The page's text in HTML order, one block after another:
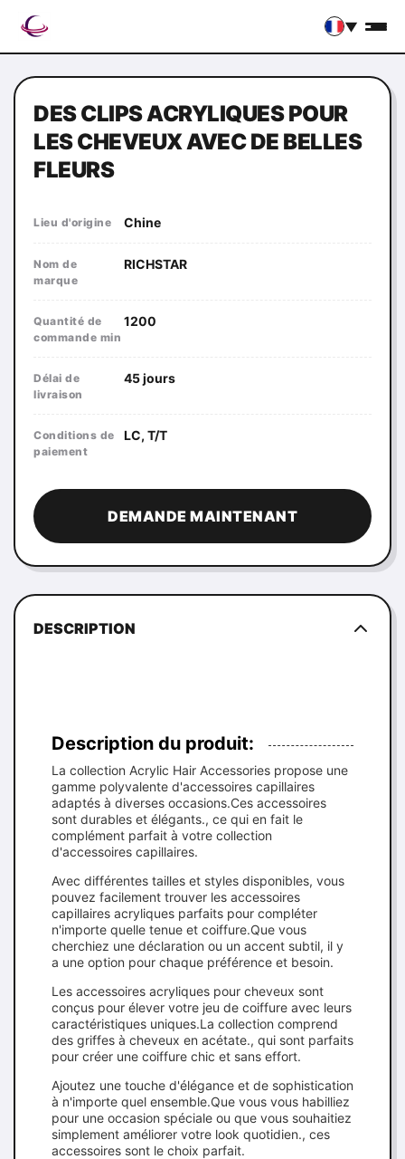
▼
DES CLIPS ACRYLIQUES POUR
LES CHEVEUX AVEC DE BELLES
FLEURS
Lieu d'origine Chine
Nom de
marque
RICHSTAR
Quantité de
commande min
1200
Délai de
livraison
45 jours
Conditions de
paiement
LC, T/T
DEMANDE MAINTENANT
DESCRIPTION
Description du produit:
La collection Acrylic Hair Accessories propose une
gamme polyvalente d'accessoires capillaires
adaptés à diverses occasions.Ces accessoires
sont durables et élégants., ce qui en fait le
complément parfait à votre collection
d'accessoires capillaires.
Avec différentes tailles et styles disponibles, vous
pouvez facilement trouver les accessoires
capillaires acryliques parfaits pour compléter
n'importe quelle tenue et coiffure.Que vous
cherchiez une déclaration ou un accent subtil, il y
a une option pour chaque préférence et besoin.
Les accessoires acryliques pour cheveux sont
conçus pour élever votre jeu de coiffure avec leurs
caractéristiques uniques.La collection comprend
des griffes à cheveux en acétate., qui sont parfaits
pour créer une coiffure chic et sans effort.
Ajoutez une touche d'élégance et de sophistication
à n'importe quel ensemble.Que vous vous habilliez
pour une occasion spéciale ou que vous souhaitiez
simplement améliorer votre look quotidien., ces
accessoires sont le choix parfait.